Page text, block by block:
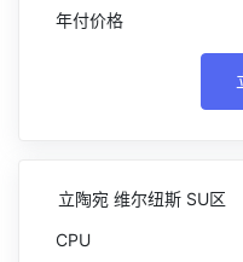
立陶宛 维尔纽斯 SU区